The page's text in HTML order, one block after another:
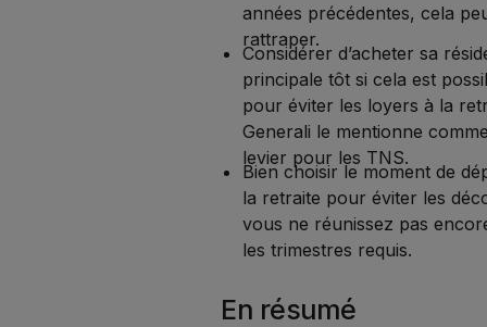
années précédentes, cela
rattraper.
Considérer d’acheter sa
principale tôt si cela est
pour éviter les loyers à la
Generali le mentionne
levier pour les TNS.
Bien choisir le moment de
la retraite pour éviter les
vous ne réunissez pas
les trimestres requis.
En résumé